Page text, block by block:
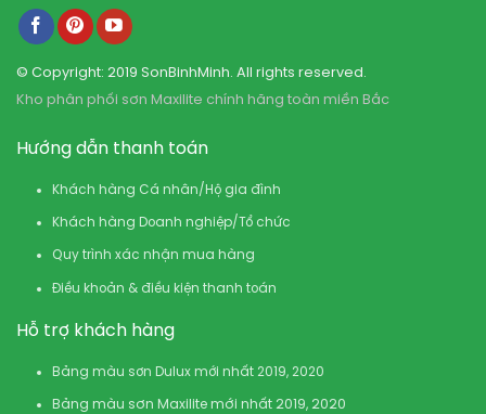
© Copyright: 2019 SonBinhMinh. All rights reserved.
Kho phân phối sơn Maxilite chính hãng toàn miền Bắc
Hướng dẫn thanh toán
Khách hàng Cá nhân/Hộ gia đình
Khách hàng Doanh nghiệp/Tổ chức
Quy trình xác nhận mua hàng
Điều khoản & điều kiện thanh toán
Hỗ trợ khách hàng
Bảng màu sơn Dulux mới nhất 2019, 2020
Bảng màu sơn Maxilite mới nhất 2019, 2020